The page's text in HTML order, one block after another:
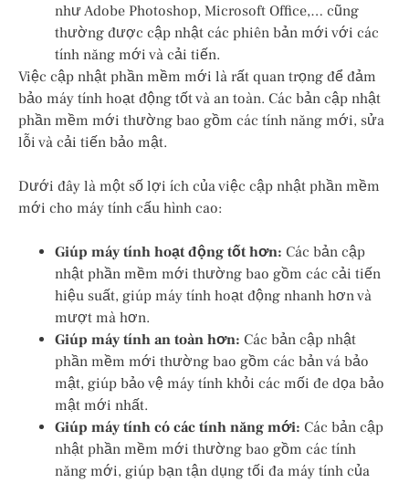
như Adobe Photoshop, Microsoft Office,… cũng
thường được cập nhật các phiên bản mới với các
tính năng mới và cải tiến.
Việc cập nhật phần mềm mới là rất quan trọng để đảm
bảo máy tính hoạt động tốt và an toàn. Các bản cập nhật
phần mềm mới thường bao gồm các tính năng mới, sửa
lỗi và cải tiến bảo mật.
Dưới đây là một số lợi ích của việc cập nhật phần mềm
mới cho máy tính cấu hình cao:
Giúp máy tính hoạt động tốt hơn: Các bản cập
nhật phần mềm mới thường bao gồm các cải tiến
hiệu suất, giúp máy tính hoạt động nhanh hơn và
mượt mà hơn.
Giúp máy tính an toàn hơn: Các bản cập nhật
phần mềm mới thường bao gồm các bản vá bảo
mật, giúp bảo vệ máy tính khỏi các mối đe dọa bảo
mật mới nhất.
Giúp máy tính có các tính năng mới: Các bản cập
nhật phần mềm mới thường bao gồm các tính
năng mới, giúp bạn tận dụng tối đa máy tính của